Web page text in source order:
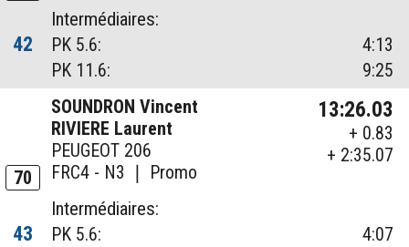
42
Intermédiaires:
PK 5.6:
4:13
PK 11.6:
9:25
70
SOUNDRON Vincent
RIVIERE Laurent
PEUGEOT 206
FRC4 - N3 ❘ Promo
13:26.03
+ 0.83
+ 2:35.07
43
Intermédiaires:
PK 5.6:
4:07